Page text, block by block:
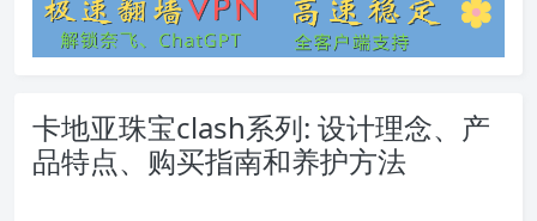
卡地亚珠宝clash系列: 设计理念、产
品特点、购买指南和养护方法